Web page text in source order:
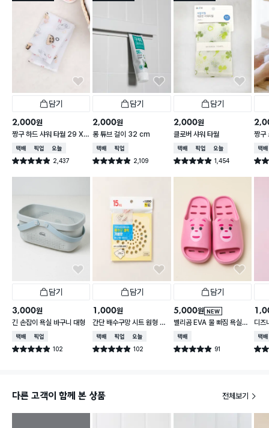
담기
2,000원
짱구 하드 샤워 타월 29 X
95 cm
택배배송매장픽업오늘배송
별점 4.9점 2,437
건 작성
담기
2,000원
롱 튜브 걸이 32 cm
택배배송매장픽업
별점 4.9점 2,109
건 작성
담기
2,000원
클로버 샤워 타월
택배배송매장픽업오늘배송
별점 4.9점 1,454
건 작성
짱구
X
택배
별점
담기
3,000원
긴 손잡이 욕실 바구니 대형
택배배송매장픽업
별점 4.9점 102
건 작성
담기
1,000원
간단 배수구망 시트 원형 중
형 15매입
택배배송매장픽업오늘배송
별점 4.9점 102
건 작성
담기
NEW
5,000원
벨리곰 EVA 물 빠짐 욕실화
260~280 mm
택배배송
별점 4.9점 91
건 작성
디즈
컵
택배
별점
다른 고객이 함께 본 상품 전체보기